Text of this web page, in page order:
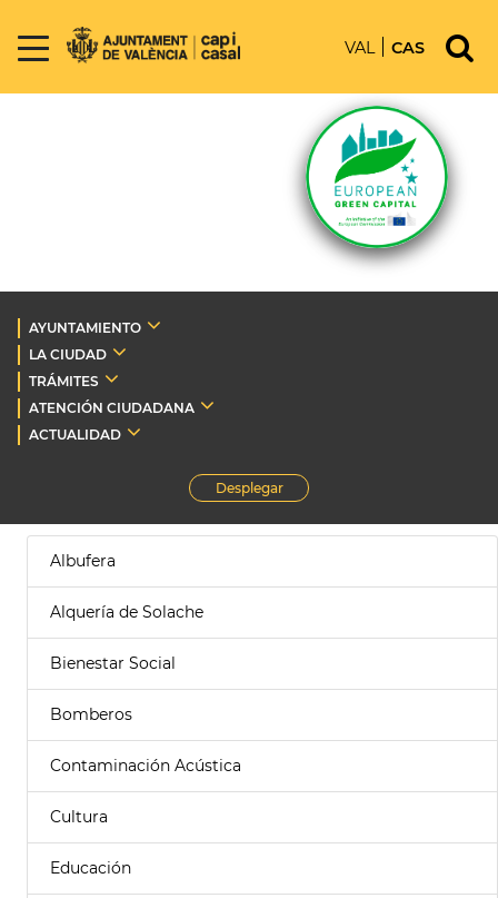
VAL CAS
AYUNTAMIENTO
LA CIUDAD
TRÁMITES
ATENCIÓN CIUDADANA
ACTUALIDAD
Desplegar
Albufera
Alquería de Solache
Bienestar Social
Bomberos
Contaminación Acústica
Cultura
Educación